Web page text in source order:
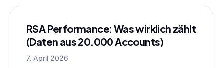
RSA Performance: Was wirklich zählt
(Daten aus 20.000 Accounts)
7. April 2026